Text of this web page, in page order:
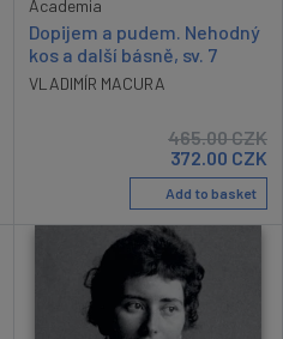
Academia
Dopijem a pudem. Nehodný
kos a další básně, sv. 7
VLADIMÍR MACURA
465.00CZK
372.00 CZK
Add to basket